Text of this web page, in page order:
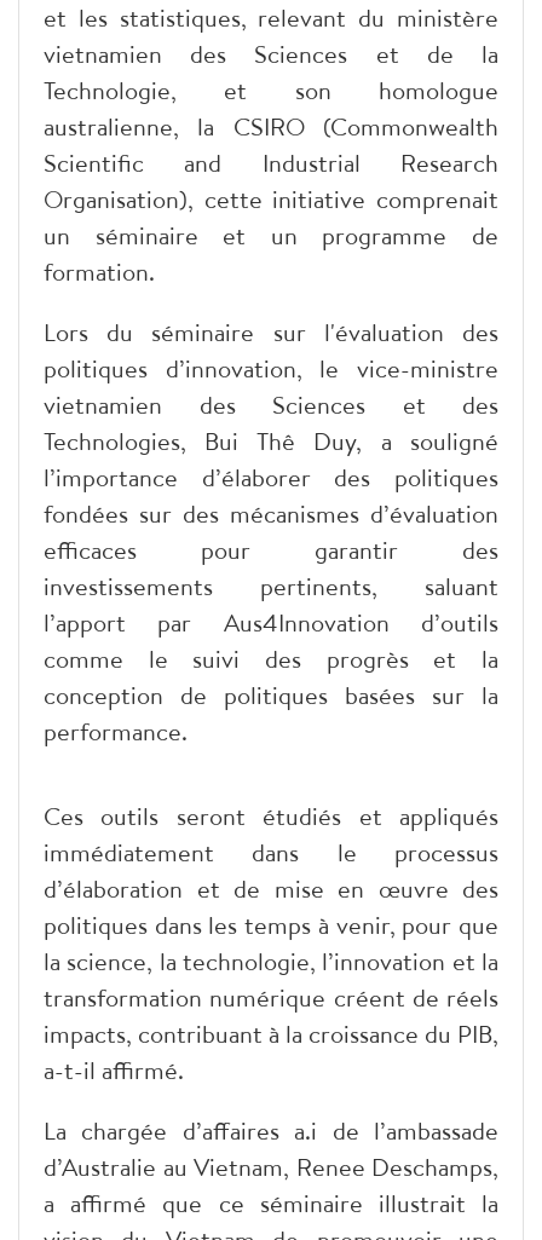
et les statistiques, relevant du ministère
vietnamien des Sciences et de la
Technologie, et son homologue
australienne, la CSIRO (Commonwealth
Scientific and Industrial Research
Organisation), cette initiative comprenait
un séminaire et un programme de
formation.
Lors du séminaire sur l'évaluation des
politiques d’innovation, le vice-ministre
vietnamien des Sciences et des
Technologies, Bui Thê Duy, a souligné
l’importance d’élaborer des politiques
fondées sur des mécanismes d’évaluation
efficaces pour garantir des
investissements pertinents, saluant
l’apport par Aus4Innovation d’outils
comme le suivi des progrès et la
conception de politiques basées sur la
performance.
Ces outils seront étudiés et appliqués
immédiatement dans le processus
d’élaboration et de mise en œuvre des
politiques dans les temps à venir, pour que
la science, la technologie, l’innovation et la
transformation numérique créent de réels
impacts, contribuant à la croissance du PIB,
a-t-il affirmé.
La chargée d’affaires a.i de l’ambassade
d’Australie au Vietnam, Renee Deschamps,
a affirmé que ce séminaire illustrait la